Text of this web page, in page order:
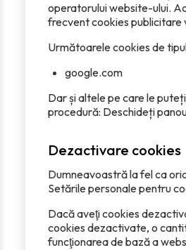
operatorului website-ului.
frecvent cookies publicitare
Următoarele cookies de
google.com
Dar și altele pe care le
procedură: Deschideți
Dezactivare cookies
Dumneavoastră la fel ca
Setările personale pentru
Dacă aveţi cookies
cookies dezactivate, o
funcţionarea de bază a